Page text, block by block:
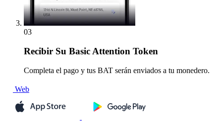
03
Recibir Su Basic Attention Token
Completa el pago y tus BAT serán enviados a tu monedero.
Web